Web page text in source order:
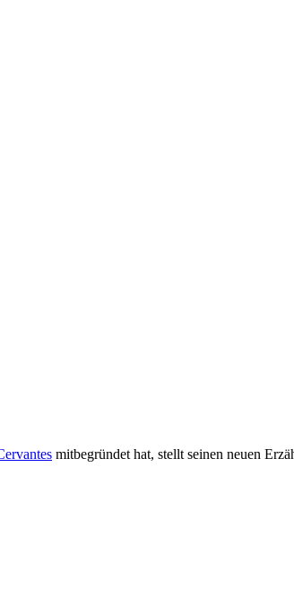
mitbegründet hat, stellt seinen neuen